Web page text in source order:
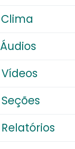
Clima
Áudios
Vídeos
Seções
Relatórios